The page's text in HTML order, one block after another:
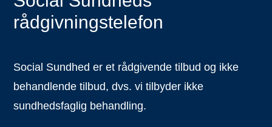
rådgivningstelefon
Social Sundhed er et rådgivende tilbud og ikke
behandlende tilbud, dvs.vi tilbyder ikke
sundhedsfaglig behandling.